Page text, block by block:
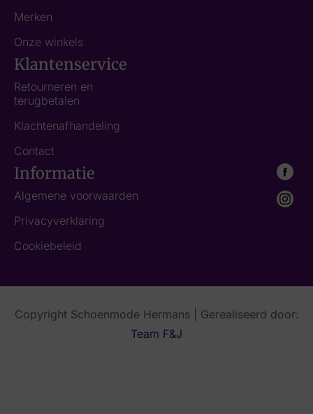
Merken
Onze winkels
Klantenservice
Retourneren en
terugbetalen
Klachtenafhandeling
Contact
Informatie
Algemene voorwaarden
Privacyverklaring
Cookiebeleid
Copyright Schoenmode Hermans | Gerealiseerd door:
Team F&J